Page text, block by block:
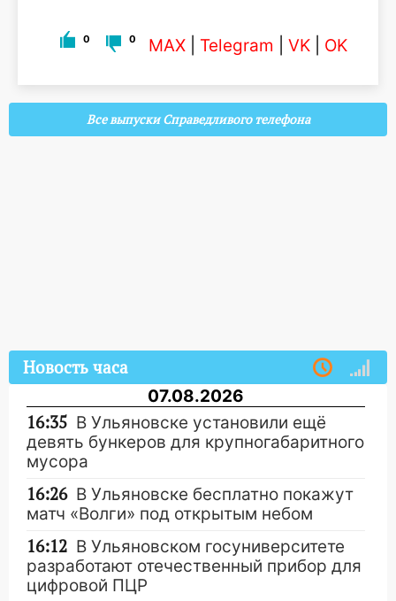
0 0 MAX Telegram VK OK
Все выпуски Справедливого телефона
Новость часа
07.08.2026
16:35 В Ульяновске установили ещё
девять бункеров для крупногабаритного
мусора
16:26 В Ульяновске бесплатно покажут
матч «Волги» под открытым небом
16:12 В Ульяновском госуниверситете
разработают отечественный прибор для
цифровой ПЦР